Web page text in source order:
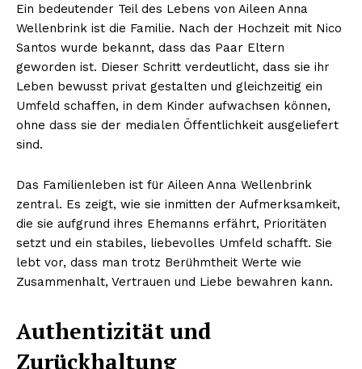
Ein bedeutender Teil des Lebens von Aileen Anna
Wellenbrink ist die Familie. Nach der Hochzeit mit Nico
Santos wurde bekannt, dass das Paar Eltern
geworden ist. Dieser Schritt verdeutlicht, dass sie ihr
Leben bewusst privat gestalten und gleichzeitig ein
Umfeld schaffen, in dem Kinder aufwachsen können,
ohne dass sie der medialen Öffentlichkeit ausgeliefert
sind.
Das Familienleben ist für Aileen Anna Wellenbrink
zentral. Es zeigt, wie sie inmitten der Aufmerksamkeit,
die sie aufgrund ihres Ehemanns erfährt, Prioritäten
setzt und ein stabiles, liebevolles Umfeld schafft. Sie
lebt vor, dass man trotz Berühmtheit Werte wie
Zusammenhalt, Vertrauen und Liebe bewahren kann.
Authentizität und
Zurückhaltung